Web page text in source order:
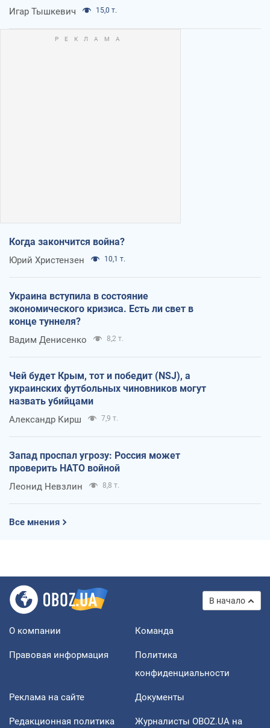
Игар Тышкевич 15,0 т.
Когда закончится война?
Юрий Христензен 10,1 т.
Украина вступила в состояние
экономического кризиса. Есть ли свет в
конце туннеля?
Вадим Денисенко 8,2 т.
Чей будет Крым, тот и победит (NSJ), а
украинских футбольных чиновников могут
назвать убийцами
Александр Кирш 7,9 т.
Запад проспал угрозу: Россия может
проверить НАТО войной
Леонид Невзлин 8,8 т.
Все мнения
В начало
О компании Команда
Правовая информация
Политика
конфиденциальности
Реклама на сайте Документы
Редакционная политика
Журналисты OBOZ.UA на